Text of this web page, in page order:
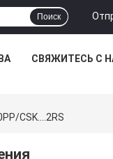
Поиск
СВЯЖИТЕСЬ С
CSK....2RS